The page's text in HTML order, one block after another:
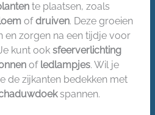
te plaatsen, zoals
ofdruiven. Deze groeien
en zorgen na een tijdje voor
kunt ook sfeerverlichting
of ledlampjes. Wil je
de zijkanten bedekken met
spannen.